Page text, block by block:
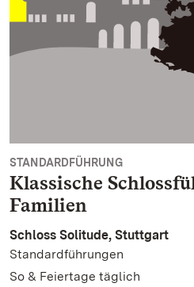
STANDARDFÜHRUNG
Klassische
Familien
Schloss Solitude, Stuttgart
Standardführungen
So & Feiertage täglich